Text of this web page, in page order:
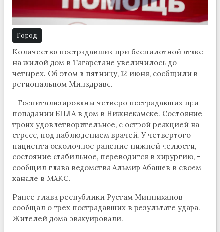
Город
Количество пострадавших при беспилотной атаке
на жилой дом в Татарстане увеличилось до
четырех. Об этом в пятницу, 12 июня, сообщили в
региональном Минздраве.
- Госпитализированы четверо пострадавших при
попадании БПЛА в дом в Нижнекамске. Состояние
троих удовлетворительное, с острой реакцией на
стресс, под наблюдением врачей. У четвертого
пациента осколочное ранение нижней челюсти,
состояние стабильное, переводится в хирургию, -
сообщил глава ведомства Альмир Абашев в своем
канале в МАКС.
Ранее глава республики Рустам Минниханов
сообщал о трех пострадавших в результате удара.
Жителей дома эвакуировали.